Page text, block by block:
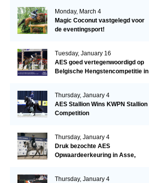
Monday, March 4
Magic Coconut vastgelegd voor
de eventingsport!
Tuesday, January 16
AES goed vertegenwoordigd op
Belgische Hengstencompetitie in
Thursday, January 4
AES Stallion Wins KWPN Stallion
Competition
Thursday, January 4
Druk bezochte AES
Opwaardeerkeuring in Asse,
Thursday, January 4